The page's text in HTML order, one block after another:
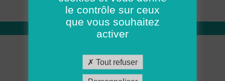
14 15 16 17
Qui sommes nous
Académie ADMR
le contrôle sur ceux
que vous souhaitez
activer
Tout refuser